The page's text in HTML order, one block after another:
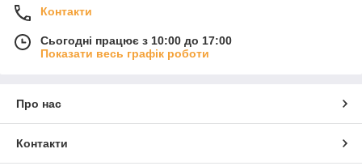
Контакти
Сьогодні працює з 10:00 до 17:00
Показати весь графік роботи
Про нас
Контакти